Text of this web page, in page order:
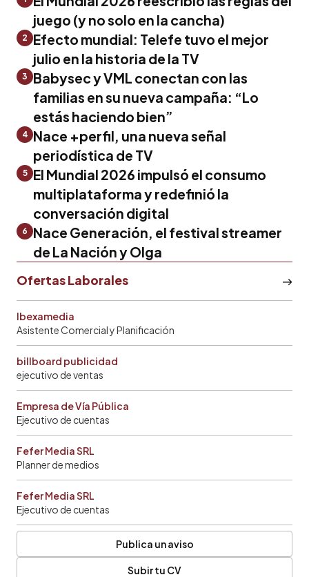
juego (y no solo en la cancha)
2
Efecto mundial: Telefe tuvo el mejor
julio en la historia de la TV
3
Babysec y VML conectan con las
familias en su nueva campaña: “Lo
estás haciendo bien”
4 Nace +perfil, una nueva señal
periodística de TV
5
El Mundial 2026 impulsó el consumo
multiplataforma y redefinió la
conversación digital
6
Nace Generación, el festival streamer
de La Nación y Olga
Ofertas Laborales
Ibexamedia
Asistente Comercial y Planificación
billboard publicidad
ejecutivo de ventas
Empresa de Vía Pública
Ejecutivo de cuentas
Fefer Media SRL
Planner de medios
Fefer Media SRL
Ejecutivo de cuentas
Publica un aviso
Subir tu CV